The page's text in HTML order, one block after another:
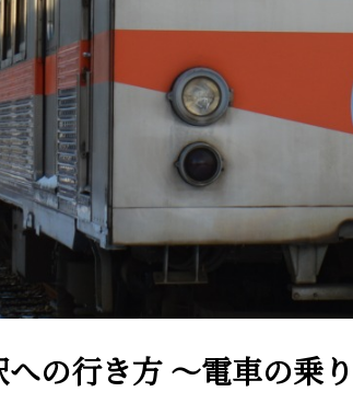
の行き方 ～電車の乗